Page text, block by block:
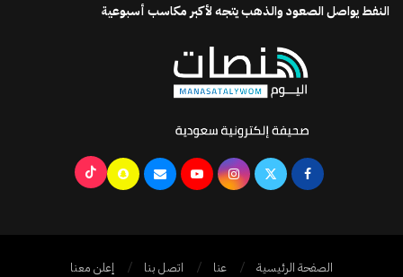
النفط يواصل الصعود والذهب يتجه لأكبر مكاسب أسبوعية
الصفحة الرئيسية عنا اتصل بنا إعلن معنا